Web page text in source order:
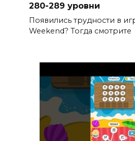
280-289 уровни
Появились трудности в
Weekend? Тогда смотрите